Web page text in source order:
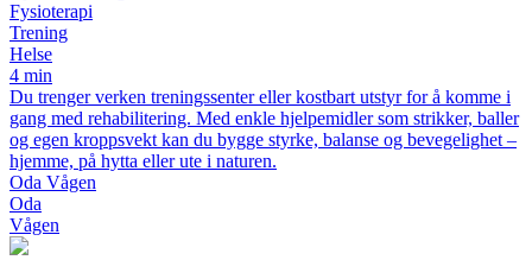
Fysioterapi
Trening
Helse
4 min
Du trenger verken treningssenter eller kostbart utstyr for å komme i
gang med rehabilitering. Med enkle hjelpemidler som strikker, baller
og egen kroppsvekt kan du bygge styrke, balanse og bevegelighet –
hjemme, på hytta eller ute i naturen.
Oda Vågen
Oda
Vågen